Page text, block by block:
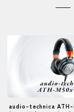
audio-technica ATH-